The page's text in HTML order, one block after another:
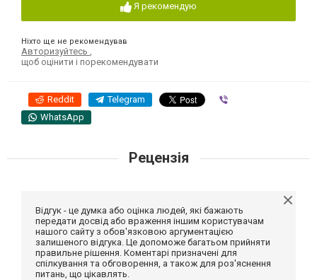
Я рекомендую
Ніхто ще не рекомендував
Авторизуйтесь
щоб оцінити і порекомендувати
Reddit Telegram
WhatsApp
Рецензія
Відгук - це думка або оцінка людей, які бажають
передати досвід або враження іншим користувачам
нашого сайту з обов'язковою аргументацією
залишеного відгука. Це допоможе багатьом прийняти
правильне рішення. Коментарі призначені для
спілкування та обговорення, а також для роз'яснення
питань, що цікавлять.